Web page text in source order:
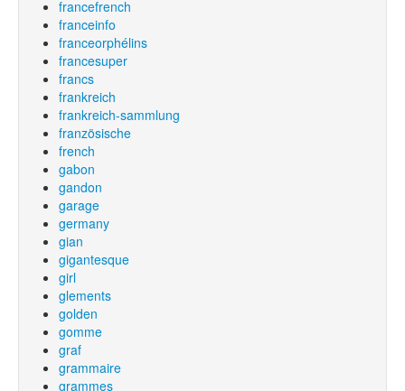
francefrench
franceinfo
franceorphélins
francesuper
francs
frankreich
frankreich-sammlung
französische
french
gabon
gandon
garage
germany
gian
gigantesque
girl
glements
golden
gomme
graf
grammaire
grammes